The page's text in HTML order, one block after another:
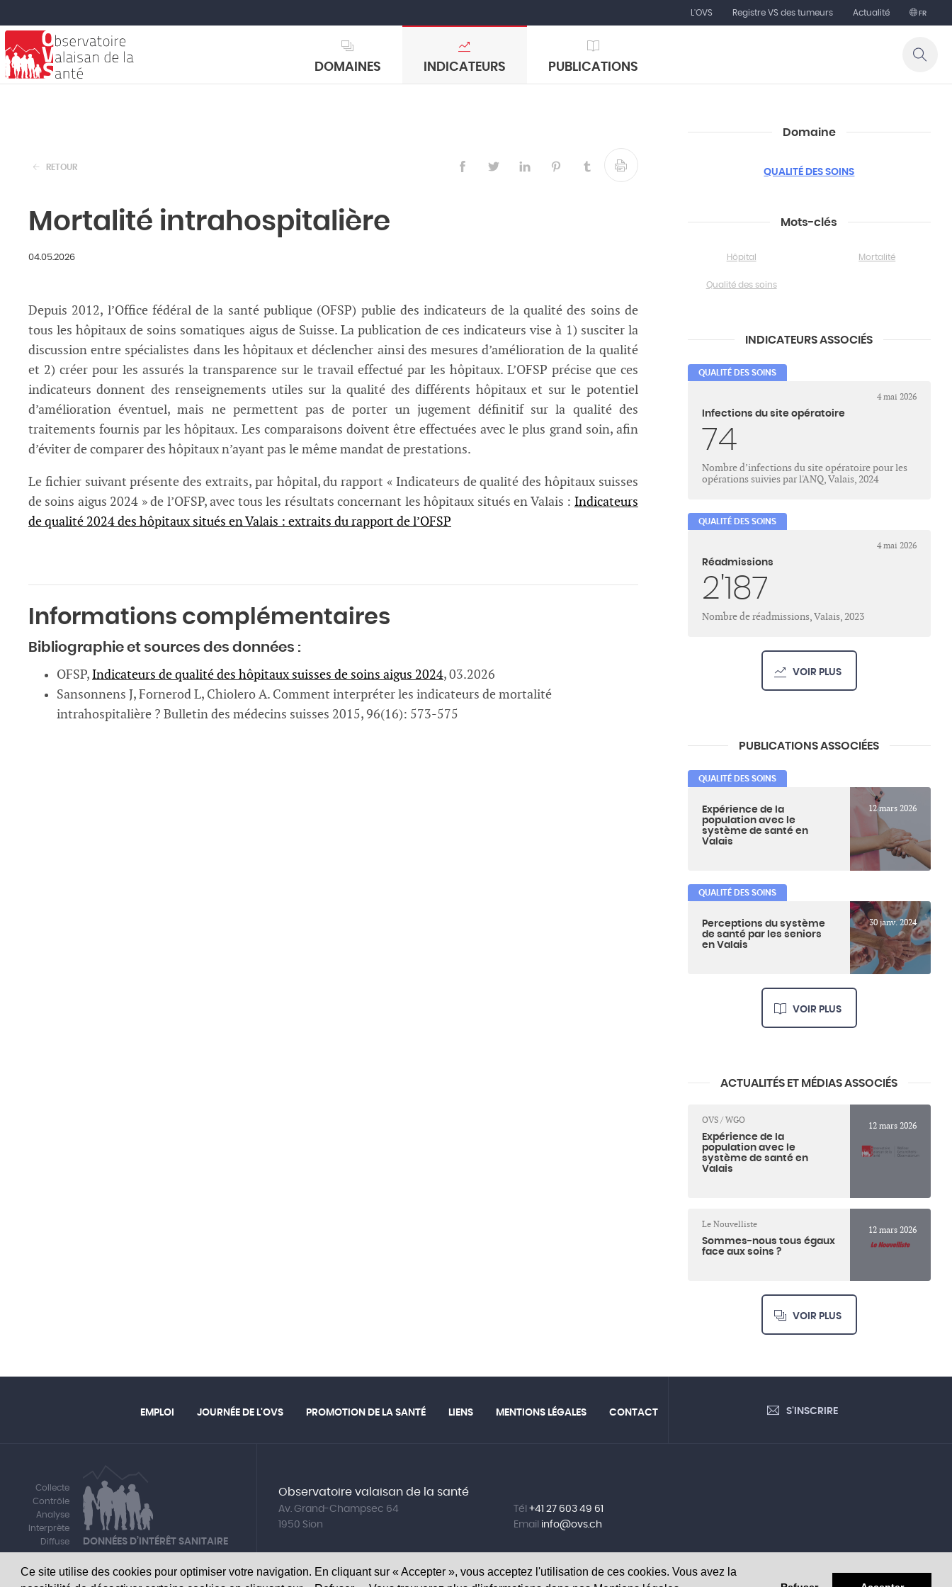
Ce site utilise des cookies pour optimiser votre navigation. En cliquant sur « Accepter », vous acceptez l'utilisation de ces cookies. Vous avez la
L'OVS Registre VS des tumeurs Actualité FR
DOMAINES INDICATEURS PUBLICATIONS
RETOUR
Mortalité intrahospitalière
04.05.2026
Depuis 2012, l’Office fédéral de la santé publique (OFSP) publie des indicateurs de la qualité des soins de
tous les hôpitaux de soins somatiques aigus de Suisse. La publication de ces indicateurs vise à 1) susciter la
discussion entre spécialistes dans les hôpitaux et déclencher ainsi des mesures d’amélioration de la qualité
et 2) créer pour les assurés la transparence sur le travail effectué par les hôpitaux. L’OFSP précise que ces
indicateurs donnent des renseignements utiles sur la qualité des différents hôpitaux et sur le potentiel
d’amélioration éventuel, mais ne permettent pas de porter un jugement définitif sur la qualité des
traitements fournis par les hôpitaux. Les comparaisons doivent être effectuées avec le plus grand soin, afin
d’éviter de comparer des hôpitaux n’ayant pas le même mandat de prestations.
Le fichier suivant présente des extraits, par hôpital, du rapport « Indicateurs de qualité des hôpitaux suisses
de soins aigus 2024 » de l’OFSP, avec tous les résultats concernant les hôpitaux situés en Valais : Indicateurs
de qualité 2024 des hôpitaux situés en Valais : extraits du rapport de l’OFSP
Informations complémentaires
Bibliographie et sources des données :
OFSP,Indicateurs de qualité des hôpitaux suisses de soins aigus 2024, 03.2026
Sansonnens J, Fornerod L, Chiolero A. Comment interpréter les indicateurs de mortalité
intrahospitalière ? Bulletin des médecins suisses 2015, 96(16): 573-575
Domaine
QUALITÉ DES SOINS
Mots-clés
Hôpital Mortalité
Qualité des soins
INDICATEURS ASSOCIÉS
QUALITÉ DES SOINS
4 mai 2026
Infections du site opératoire
74
Nombre d’infections du site opératoire pour les
opérations suivies par l'ANQ, Valais, 2024
QUALITÉ DES SOINS
4 mai 2026
Réadmissions
2'187
Nombre de réadmissions, Valais, 2023
VOIR PLUS
PUBLICATIONS ASSOCIÉES
QUALITÉ DES SOINS
Expérience de la
population avec le
système de santé en
Valais
12 mars 2026
QUALITÉ DES SOINS
Perceptions du système
de santé par les seniors
en Valais
30 janv. 2024
VOIR PLUS
ACTUALITÉS ET MÉDIAS ASSOCIÉS
OVS / WGO
Expérience de la
population avec le
système de santé en
Valais
12 mars 2026
Le Nouvelliste
Sommes-nous tous égaux
face aux soins ?
12 mars 2026
VOIR PLUS
EMPLOI JOURNÉE DE L'OVS PROMOTION DE LA SANTÉ LIENS MENTIONS LÉGALES CONTACT S'INSCRIRE
Collecte
Contrôle
Analyse
Interprète
Diffuse
DONNÉES D’INTÉRÊT SANITAIRE
Observatoire valaisan de la santé
Av. Grand-Champsec 64
1950 Sion
Tél +41 27 603 49 61
Email info@ovs.ch